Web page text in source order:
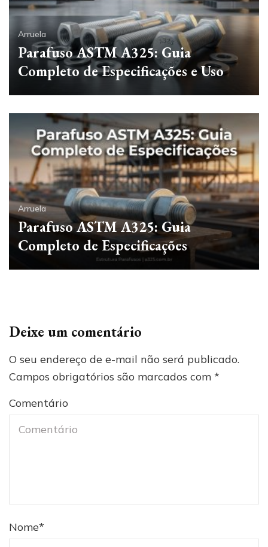
Arruela
Parafuso ASTM A325: Guia
Completo de Especificações e Uso
Arruela
Parafuso ASTM A325: Guia
Completo de Especificações
Deixe um comentário
O seu endereço de e-mail não será publicado.
Campos obrigatórios são marcados com *
Comentário
Nome*